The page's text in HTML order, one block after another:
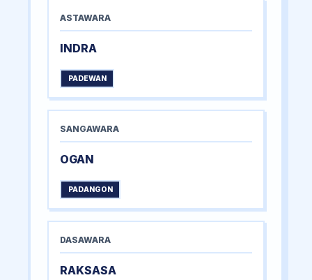
ASTAWARA
INDRA
PADEWAN
SANGAWARA
OGAN
PADANGON
DASAWARA
RAKSASA